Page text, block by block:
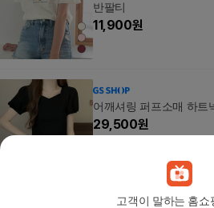
고객이 말하는 홈쇼
반팔티
11,900원
어깨셔링 퍼프소매 하트
29,500원